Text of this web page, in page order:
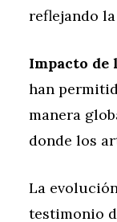
reflejando
Impacto de
han
manera
donde los
La
testimonio